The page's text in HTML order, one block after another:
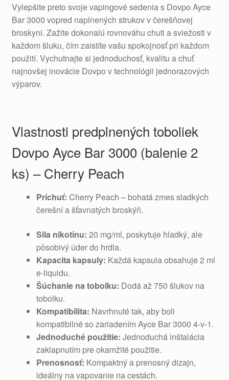
Vylepšite preto svoje vapingové sedenia s Dovpo Ayce
Bar 3000 vopred naplnených strukov v čerešňovej
broskyni. Zažite dokonalú rovnováhu chuti a sviežosti v
každom šluku, čím zaistíte vašu spokojnosť pri každom
použití. Vychutnajte si jednoduchosť, kvalitu a chuť
najnovšej inovácie Dovpo v technológii jednorazových
výparov.
Vlastnosti predplnených toboliek
Dovpo Ayce Bar 3000 (balenie 2
ks) – Cherry Peach
Príchuť: Cherry Peach – bohatá zmes sladkých
čerešní a šťavnatých broskýň.
Sila nikotínu: 20 mg/ml, poskytuje hladký, ale
pôsobivý úder do hrdla.
Kapacita kapsuly: Každá kapsula obsahuje 2 ml
e-liquidu.
Šúchanie na tobolku: Dodá až 750 šlukov na
tobolku.
Kompatibilita: Navrhnuté tak, aby boli
kompatibilné so zariadením Ayce Bar 3000 4-v-1.
Jednoduché použitie: Jednoduchá inštalácia
zaklapnutím pre okamžité použitie.
Prenosnosť: Kompaktný a prenosný dizajn,
ideálny na vapovanie na cestách.